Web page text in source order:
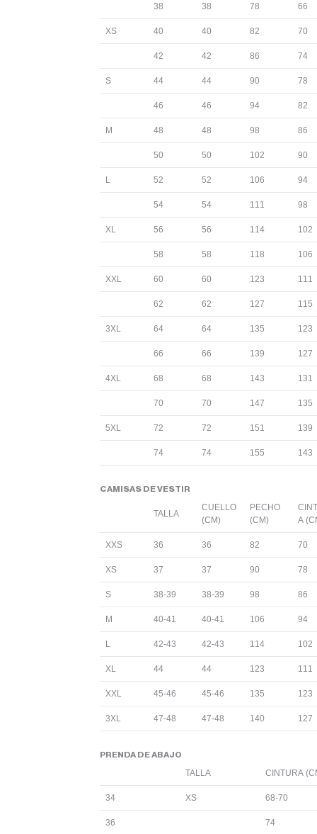
38 38 78 66
XS 40 40 82 70
42 42 86 74
S 44 44 90 78
46 46 94 82
M 48 48 98 86
50 50 102 90
L 52 52 106 94
54 54 111 98
XL 56 56 114 102
58 58 118 106
XXL 60 60 123 111
62 62 127 115
3XL 64 64 135 123
66 66 139 127
4XL 68 68 143 131
70 70 147 135
5XL 72 72 151 139
74 74 155 143
CAMISAS DE VESTIR
TALLA
CUELLO
(CM)
PECHO
(CM)
A
XXS 36 36 82 70
XS 37 37 90 78
S 38-39 38-39 98 86
M 40-41 40-41 106 94
L 42-43 42-43 114 102
XL 44 44 123 111
XXL 45-46 45-46 135 123
3XL 47-48 47-48 140 127
PRENDA DE ABAJO
TALLA CINTURA
34 XS 68-70
36 74